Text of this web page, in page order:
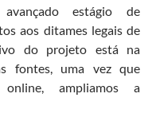
estágio de
aos ditames legais de
do projeto está na
fontes, uma vez que
online, ampliamos a